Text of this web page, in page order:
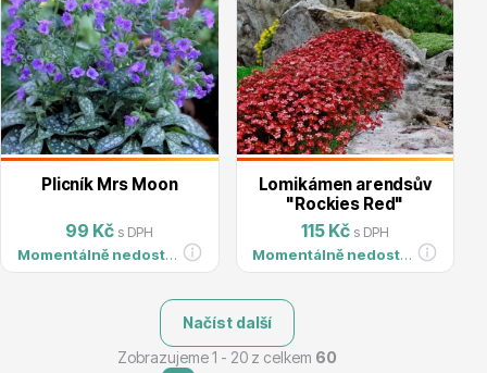
Plicník Mrs Moon
99 Kč s DPH
Momentálně nedostupné
Lomikámen arendsův
"Rockies Red"
115 Kč s DPH
Momentálně nedostupné
Načíst další
Zobrazujeme 1 - 20 z celkem 60